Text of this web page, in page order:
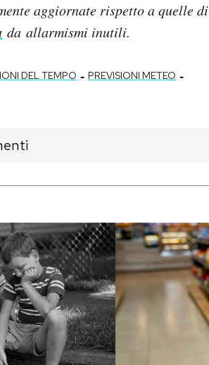
aggiornate rispetto a quelle di
da allarmismi inutili.
DEL TEMPO - PREVISIONI METEO -